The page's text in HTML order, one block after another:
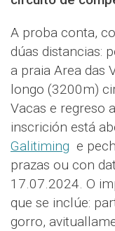
A proba conta,
dúas distancias:
a praia Area das
longo (3200m)
Vacas e regreso
inscrición está
Galitiming e
prazas ou con
17.07.2024. O
que se inclúe:
gorro,